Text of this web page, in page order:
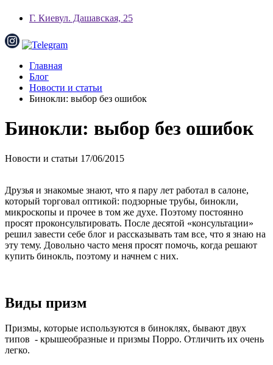
Г. Киевул. Дашавская, 25
Главная
Блог
Новости и статьи
Бинокли: выбор без ошибок
Бинокли: выбор без ошибок
Новости и статьи 17/06/2015
Друзья и знакомые знают, что я пару лет работал в салоне,
который торговал оптикой: подзорные трубы, бинокли,
микроскопы и прочее в том же духе. Поэтому постоянно
просят проконсультировать. После десятой «консультации»
решил завести себе блог и рассказывать там все, что я знаю на
эту тему. Довольно часто меня просят помочь, когда решают
купить бинокль, поэтому и начнем с них.
Виды призм
Призмы, которые используются в биноклях, бывают двух
типов - крышеобразные и призмы Порро. Отличить их очень
легко.